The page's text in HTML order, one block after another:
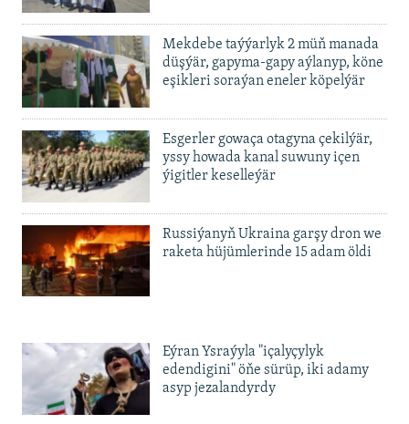
Mekdebe taýýarlyk 2 müň manada
düşýär, gapyma-gapy aýlanyp, köne
eşikleri soraýan eneler köpelýär
Esgerler gowaça otagyna çekilýär,
yssy howada kanal suwuny içen
ýigitler keselleýär
Russiýanyň Ukraina garşy dron we
raketa hüjümlerinde 15 adam öldi
Eýran Ysraýyla "içalyçylyk
edendigini" öňe sürüp, iki adamy
asyp jezalandyrdy